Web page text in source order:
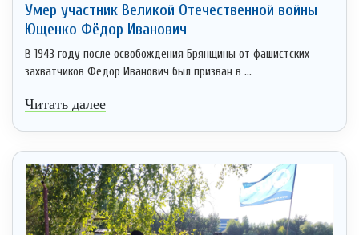
Умер участник Великой Отечественной войны
Ющенко Фёдор Иванович
В 1943 году после освобождения Брянщины от фашистских
захватчиков Федор Иванович был призван в ...
Читать далее